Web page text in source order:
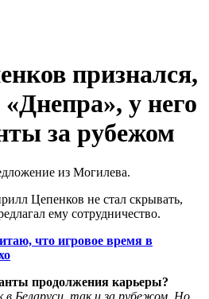
признался,
у него
за рубежом
из Могилева.
Цепенков не стал скрывать,
ему сотрудничество.
что игровое время в
продолжения карьеры?
Беларуси, так и за рубежом. Но